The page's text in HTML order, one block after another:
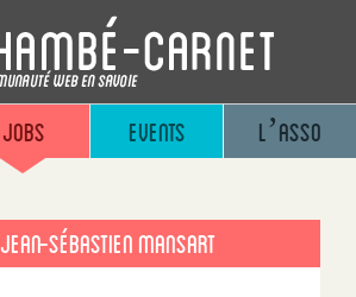
Jobs Events L’asso
Jean-sébastien Mansart